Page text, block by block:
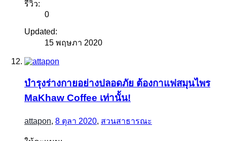
รีวิว:
0
Updated:
15 พฤษภา 2020
บำรุงร่างกายอย่างปลอดภัย ต้องกาแฟสมุนไพร
MaKhaw Coffee เท่านั้น!
attapon, 8 ตุลา 2020, สวนสาธารณะ